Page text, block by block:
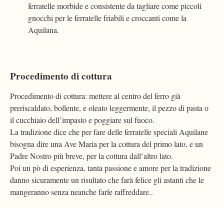
ferratelle morbide e consistente da tagliare come piccoli
gnocchi per le ferratelle friabili e croccanti come la
Aquilana.
Procedimento di cottura
Procedimento di cottura: mettere al centro del ferro già
preriscaldato, bollente, e oleato leggermente, il pezzo di pasta o
il cucchiaio dell’impasto e poggiare sul fuoco.
La tradizione dice che per fare delle ferratelle speciali Aquilane
bisogna dire una Ave Maria per la cottura del primo lato, e un
Padre Nostro più breve, per la cottura dall’altro lato.
Poi un pò di esperienza, tanta passione e amore per la tradizione
danno sicuramente un risultato che farà felice gli astanti che le
mangeranno senza neanche farle raffreddare..